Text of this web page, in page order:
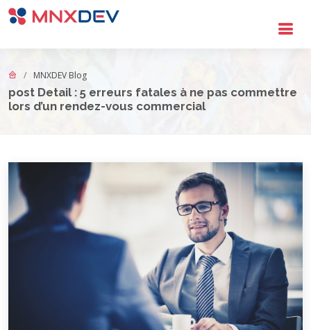
Go to main content
MNXDEV Blog
post Detail : 5 erreurs fatales à ne pas commettre
lors d’un rendez-vous commercial